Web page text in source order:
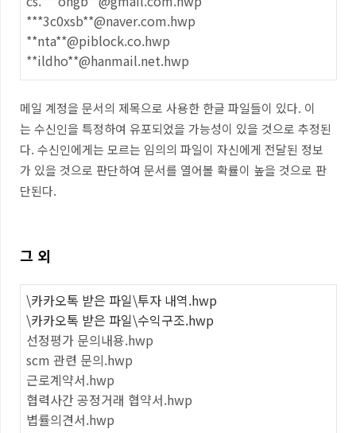
***3c0xsb**@naver.com.hwp
**nta**@piblock.co.hwp
**ildho**@hanmail.net.hwp
메일 계정을 문서의 제목으로 사용한 한글 파일들이 있다. 이
는 수신인을 특정하여 유포되었을 가능성이 있을 것으로 추정된
다. 수신인에게는 모르는 임의의 파일이 자신에게 전달된 정보
가 있을 것으로 판단하여 문서를 열어볼 확률이 높을 것으로 판
단된다.
그 외
\카카오톡 받은 파일\투자 내역.hwp
\카카오톡 받은 파일\수익구조.hwp
선정평가 문의내용.hwp
scm 관련 문의.hwp
근로계약서.hwp
협력사간 공정거래 협약서.hwp
볍률의견서.hwp